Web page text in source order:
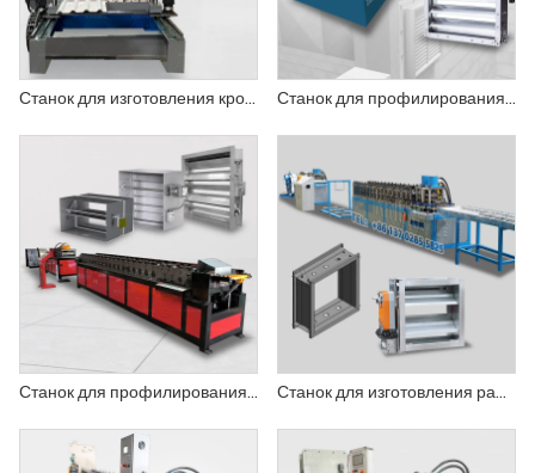
Станок для изготовления кровельных панелей Станок для профилирования рамы демпфера регулировки объема
Станок для профилирования рам противопожарных заслонок Станок для изготовления рамок для заслонок систем отопления, вентиляции и кондиционирования.